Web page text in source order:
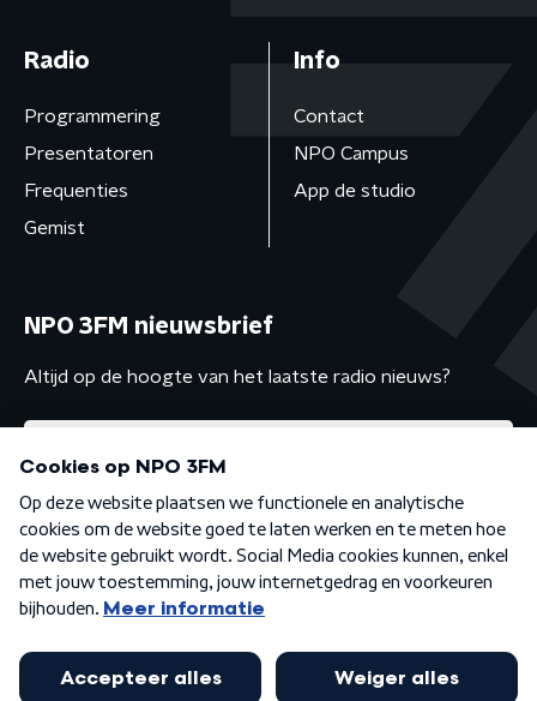
Radio
Programmering
Presentatoren
Frequenties
Gemist
Info
Contact
NPO Campus
App de studio
NPO 3FM nieuwsbrief
Altijd op de hoogte van het laatste radio nieuws?
Algemene voorwaarden Privacybeleid